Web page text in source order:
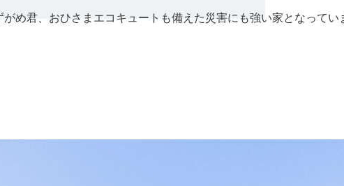
がめ君、おひさまエコキュートも備えた災害にも強い家となってい